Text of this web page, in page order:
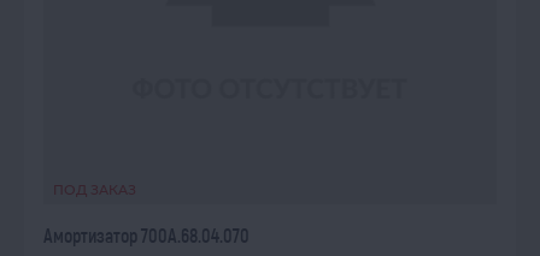
ПОД ЗАКАЗ
Амортизатор 700А.68.04.070